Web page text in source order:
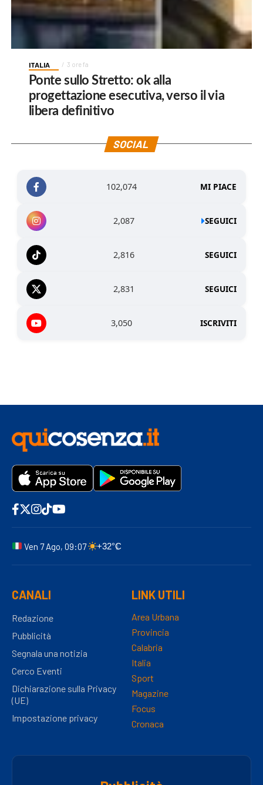
ITALIA 3 ore fa
Ponte sullo Stretto: ok alla
progettazione esecutiva, verso il via
libera definitivo
SOCIAL
102,074 MI PIACE
2,087 SEGUICI
2,816 SEGUICI
2,831 SEGUICI
3,050 ISCRIVITI
Ven 7 Ago, 09:07 +32°C
CANALI
Redazione
Pubblicità
Segnala una notizia
Cerco Eventi
Dichiarazione sulla Privacy
(UE)
Impostazione privacy
LINK UTILI
Area Urbana
Provincia
Calabria
Italia
Sport
Magazine
Focus
Cronaca